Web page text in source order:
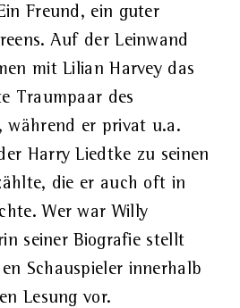
Freund, ein guter
Auf der Leinwand
mit Lilian Harvey das
Traumpaar des
während er privat u.a.
Harry Liedtke zu seinen
die er auch oft in
Wer war Willy
seiner Biografie stellt
Schauspieler innerhalb
Lesung vor.